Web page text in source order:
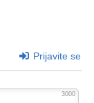
Prijavite se
3000